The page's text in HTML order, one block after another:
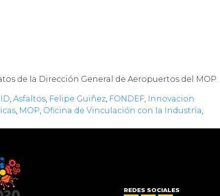
de la Dirección General de Aeropuertos del MOP.
, Asfaltos, Felipe Guiñez, FONDEF, Innovacion
, MOP, Oficina de Vinculación con la Industria,
REDES SOCIALES